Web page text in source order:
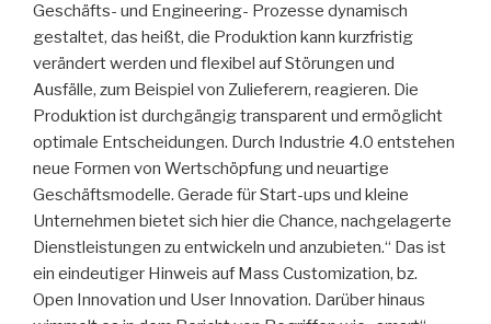
Geschäfts- und Engineering- Prozesse dynamisch
gestaltet, das heißt, die Produktion kann kurzfristig
verändert werden und flexibel auf Störungen und
Ausfälle, zum Beispiel von Zulieferern, reagieren. Die
Produktion ist durchgängig transparent und ermöglicht
optimale Entscheidungen. Durch Industrie 4.0 entstehen
neue Formen von Wertschöpfung und neuartige
Geschäftsmodelle. Gerade für Start-ups und kleine
Unternehmen bietet sich hier die Chance, nachgelagerte
Dienstleistungen zu entwickeln und anzubieten.“ Das ist
ein eindeutiger Hinweis auf Mass Customization, bz.
Open Innovation und User Innovation. Darüber hinaus